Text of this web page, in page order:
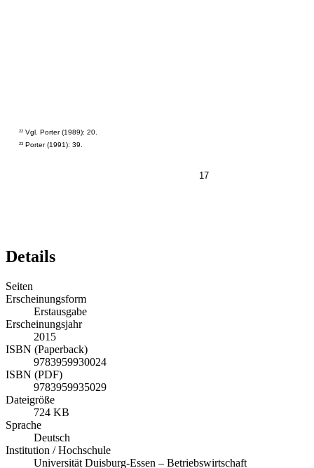
17
22 Vgl. Porter (1989): 20.
23 Porter (1991): 39.
Details
Seiten
Erscheinungsform
Erstausgabe
Erscheinungsjahr
2015
ISBN (Paperback)
9783959930024
ISBN (PDF)
9783959935029
Dateigröße
724 KB
Sprache
Deutsch
Institution / Hochschule
Universität Duisburg-Essen – Betriebswirtschaft